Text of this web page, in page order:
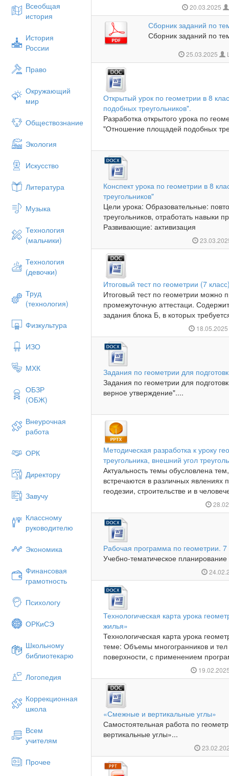
Всеобщая
история
История
России
Право
Окружающий
мир
Обществознание
Экология
Искусство
Литература
Музыка
Технология
(мальчики)
Технология
(девочки)
Труд
(технология)
Физкультура
ИЗО
МХК
ОБЗР
(ОБЖ)
Внеурочная
работа
ОРК
Директору
Завучу
Классному
руководителю
Экономика
Финансовая
грамотность
Психологу
ОРКиСЭ
Школьному
библиотекарю
Логопедия
Коррекционная
школа
Всем
учителям
Прочее
20.03.2025
Сборник заданий по
Сборник заданий по
25.03.2025
Открытый урок по геометрии в 8
подобных треугольников".
Разработка открытого урока по
"Отношение площадей подобных
Конспект урока по геометрии в 8
треугольников"
Цели урока: Образовательные:
треугольников, отработать навыки
Развивающие: активизация
Итоговый тест по геометрии (7
Итоговый тест по геометрии можно
промежуточную аттестаци.
задания блока Б, в которых
Задания по геометрии для
Задания по геометрии для
верное утверждение"....
Методическая разработка к уроку
треугольника, внешний угол
Актуальность темы обусловлена
встречаются в различных
геодезии, строительстве и в
Рабочая программа по геометрии. 7
Учебно-тематическое
Технологическая карта урока
жилья»
Технологическая карта урока
теме: Объемы многогранников и
поверхности, с применением
«Смежные и вертикальные углы»
Самостоятельная работа по
вертикальные углы»...